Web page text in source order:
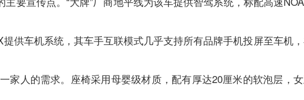
提供车机系统，其车手互联模式几乎支持所有品牌手机投屏至车机
家人的需求。座椅采用母婴级材质，配有厚达20厘米的软泡层，